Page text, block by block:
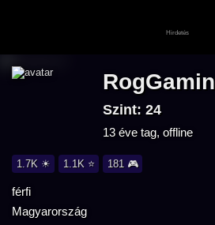
Szint: 24
13 éve tag, offline
1.7K ☀ 1.1K ⭐ 181 🎮
férfi
Magyarország